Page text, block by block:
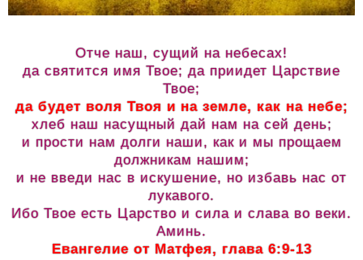
Отче наш, сущий на небесах!
да святится имя Твое; да приидет Царствие
Твое;
да будет воля Твоя и на земле, как на небе;
хлеб наш насущный дай нам на сей день;
и прости нам долги наши, как и мы прощаем
должникам нашим;
и не введи нас в искушение, но избавь нас от
лукавого.
Ибо Твое есть Царство и сила и слава во веки.
Аминь.
Евангелие от Матфея, глава 6:9-13